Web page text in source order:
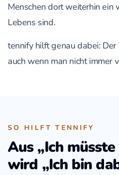
Menschen dort weiterhin ein
Lebens sind.
tennify hilft genau dabei:
auch wenn man nicht immer
SO HILFT TENNIFY
Aus „Ich
wird „Ich bin